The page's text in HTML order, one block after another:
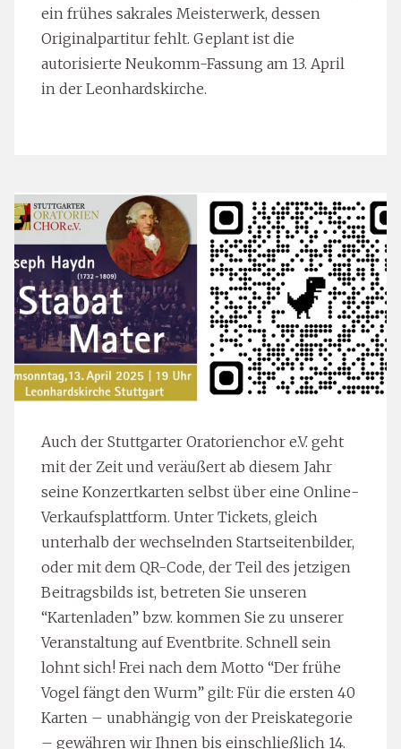
ein frühes sakrales Meisterwerk, dessen
Originalpartitur fehlt. Geplant ist die
autorisierte Neukomm-Fassung am 13. April
in der Leonhardskirche.
Auch der Stuttgarter Oratorienchor e.V. geht
mit der Zeit und veräußert ab diesem Jahr
seine Konzertkarten selbst über eine Online-
Verkaufsplattform. Unter Tickets, gleich
unterhalb der wechselnden Startseitenbilder,
oder mit dem QR-Code, der Teil des jetzigen
Beitragsbilds ist, betreten Sie unseren
“Kartenladen” bzw. kommen Sie zu unserer
Veranstaltung auf Eventbrite. Schnell sein
lohnt sich! Frei nach dem Motto “Der frühe
Vogel fängt den Wurm” gilt: Für die ersten 40
Karten – unabhängig von der Preiskategorie
– gewähren wir Ihnen bis einschließlich 14.